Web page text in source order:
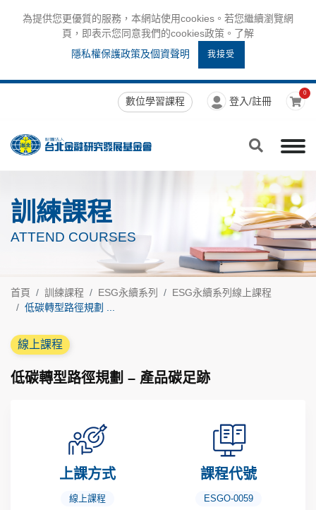
為提供您更優質的服務，本網站使用cookies。若您繼續瀏覽網
頁，即表示您同意我們的cookies政策。了解
隱私權保護政策及個資聲明
我接受
數位學習課程 登入/註冊
0
訓練課程
ATTEND COURSES
首頁 訓練課程 ESG永續系列
ESG永續系列線上課程
低碳轉型路徑規劃 ...
線上課程
低碳轉型路徑規劃 – 產品碳足跡
上課方式
線上課程
課程代號
ESGO-0059